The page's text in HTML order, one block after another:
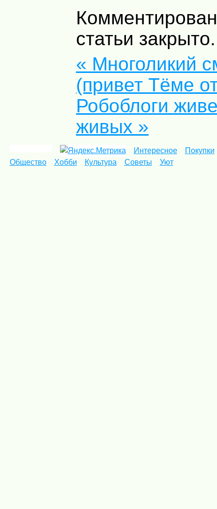
статьи закрыто.
« Многоликий
(привет Тёме
Робоблоги
живых »
Интересное
Покупки
Общество
Хобби Культура Советы Уют